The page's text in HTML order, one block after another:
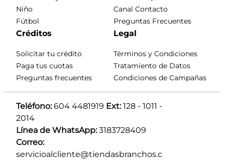
Niño
Fútbol
Canal Contacto
Preguntas Frecuentes
Créditos
Solicitar tu crédito
Paga tus cuotas
Preguntas frecuentes
Legal
Términos y Condiciones
Tratamiento de Datos
Condiciones de Campañas
Teléfono: 604 4481919 Ext: 128 - 1011 -
2014
Línea de WhatsApp: 3183728409
Correo:
servicioalcliente@tiendasbranchos.c